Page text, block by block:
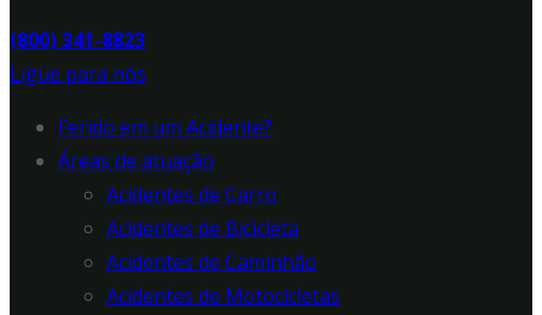
(800) 341-8823
Ligue para nós
Ferido em um Acidente?
Áreas de atuação
Acidentes de Carro
Acidentes de Bicicleta
Acidentes de Caminhão
Acidentes de Motocicletas